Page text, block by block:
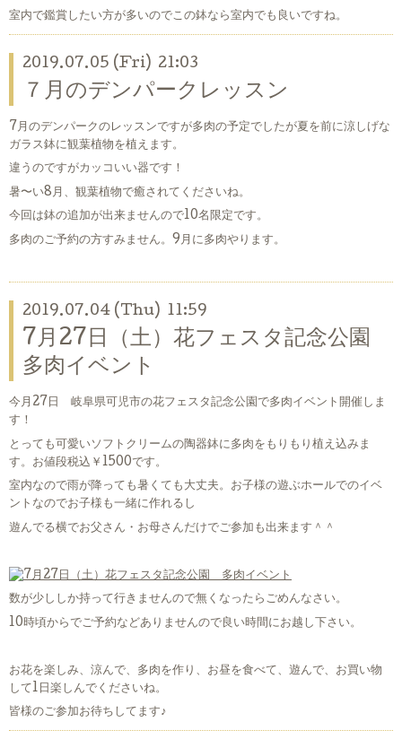
室内で鑑賞したい方が多いのでこの鉢なら室内でも良いですね。
2019.07.05 (Fri) 21:03
７月のデンパークレッスン
7月のデンパークのレッスンですが多肉の予定でしたが夏を前に涼しげな
ガラス鉢に観葉植物を植えます。
違うのですがカッコいい器です！
暑〜い8月、観葉植物で癒されてくださいね。
今回は鉢の追加が出来ませんので10名限定です。
多肉のご予約の方すみません。9月に多肉やります。
2019.07.04 (Thu) 11:59
7月27日（土）花フェスタ記念公園
多肉イベント
今月27日 岐阜県可児市の花フェスタ記念公園で多肉イベント開催しま
す！
とっても可愛いソフトクリームの陶器鉢に多肉をもりもり植え込みま
す。お値段税込￥1500です。
室内なので雨が降っても暑くても大丈夫。お子様の遊ぶホールでのイベ
ントなのでお子様も一緒に作れるし
遊んでる横でお父さん・お母さんだけでご参加も出来ます＾＾
数が少ししか持って行きませんので無くなったらごめんなさい。
10時頃からでご予約などありませんので良い時間にお越し下さい。
お花を楽しみ、涼んで、多肉を作り、お昼を食べて、遊んで、お買い物
して1日楽しんでくださいね。
皆様のご参加お待ちしてます♪